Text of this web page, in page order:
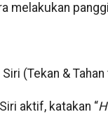
melakukan
(Tekan &
aktif, katakan “